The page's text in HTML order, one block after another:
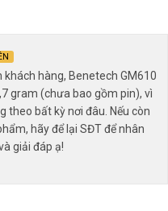
hàng, Benetech GM610
gram (chưa bao gồm pin), vì
theo bất kỳ nơi đâu. Nếu còn
hãy để lại SĐT để nhân
giải đáp ạ!